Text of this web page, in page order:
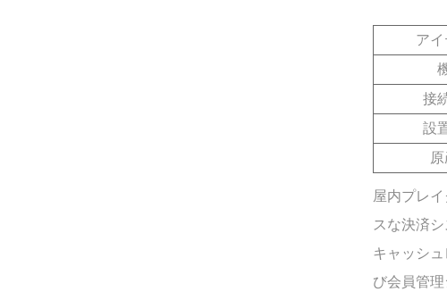
ア
接
設
屋内プレ
スな決済
キャッシ
び会員管